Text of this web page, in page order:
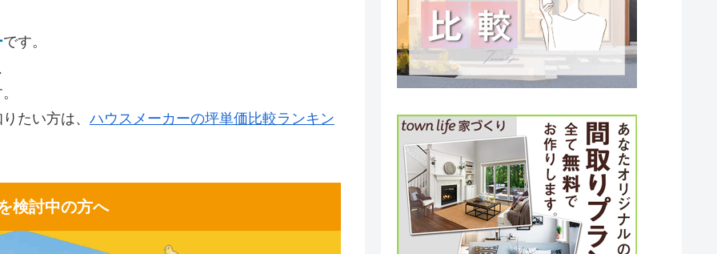
です。
たい方は、 ハウスメーカーの坪単価比較ランキン
検討中の方へ